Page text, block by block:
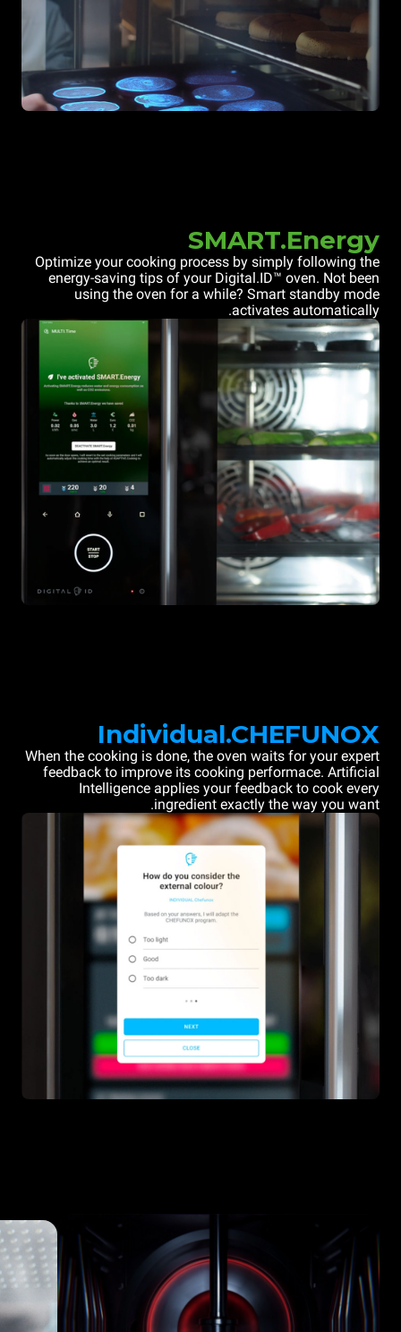
SMART.Energy
Optimize your cooking process by simply following the
energy-saving tips of your Digital.ID™ oven. Not been
using the oven for a while? Smart standby mode
activates automatically.
Individual.CHEFUNOX
When the cooking is done, the oven waits for your expert
feedback to improve its cooking performace. Artificial
Intelligence applies your feedback to cook every
ingredient exactly the way you want.